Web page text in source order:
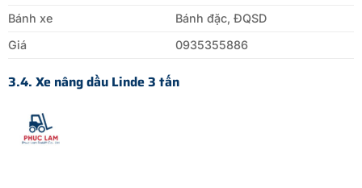
Bánh xe
Bánh đặc, ĐQSD
Giá
0935355886
3.4. Xe nâng dầu Linde 3 tấn